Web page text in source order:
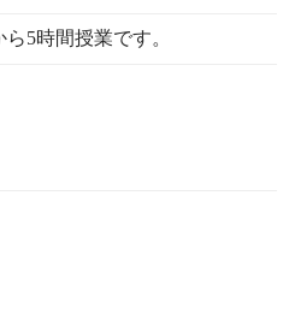
5時間授業です。